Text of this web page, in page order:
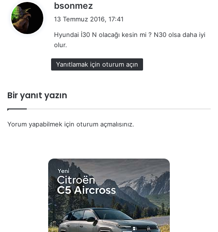
bsonmez
e
i
i
:
13 Temmuz 2016, 17:41
Hyundai İ30 N olacağı kesin mi ? N30 olsa daha iyi
olur.
Yanıtlamak için oturum açın
Bir yanıt yazın
Yorum yapabilmek için oturum açmalısınız.